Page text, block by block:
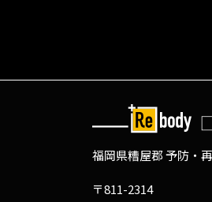
福岡県糟屋郡 予防・
〒811-2314